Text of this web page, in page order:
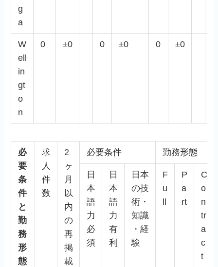
g
a
W
ell
in
gt
o
n
0 ±0 0 ±0 0 ±0
必
要
条
件
と
勤
務
形
態
求
人
件
数
2
ヶ
月
以
内
の
再
掲
載
必要条件 勤務形態
日
本
語
力
必
須
日
本
語
力
有
利
日本
の技
術・
知識
・経
験
F
u
P
a
rt
C
o
n
tr
a
c
t